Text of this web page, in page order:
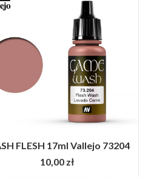
FLESH 17ml Vallejo 73204
10,00 zł